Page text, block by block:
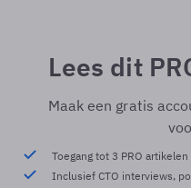
Lees dit
Maak een gratis
Toegang tot 3 PRO artikelen
Inclusief CTO interviews,